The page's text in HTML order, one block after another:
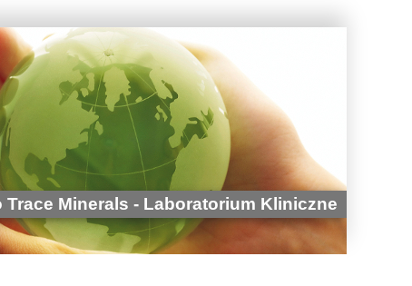
Trace Minerals - Laboratorium Kliniczne